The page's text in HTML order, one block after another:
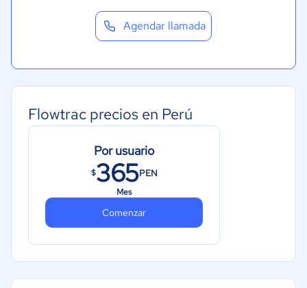
Agendar llamada
Flowtrac precios en Perú
Por usuario
$365PEN
Mes
Comenzar